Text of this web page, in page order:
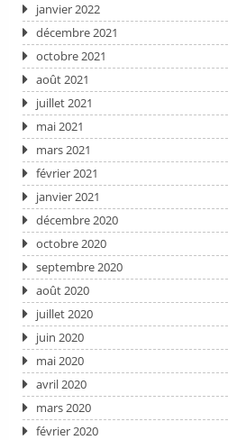
janvier 2022
décembre 2021
octobre 2021
août 2021
juillet 2021
mai 2021
mars 2021
février 2021
janvier 2021
décembre 2020
octobre 2020
septembre 2020
août 2020
juillet 2020
juin 2020
mai 2020
avril 2020
mars 2020
février 2020